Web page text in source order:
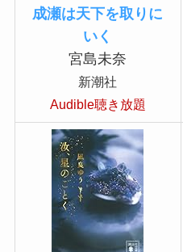
成瀬は天下を取りに
いく
宮島未奈
新潮社
Audible聴き放題